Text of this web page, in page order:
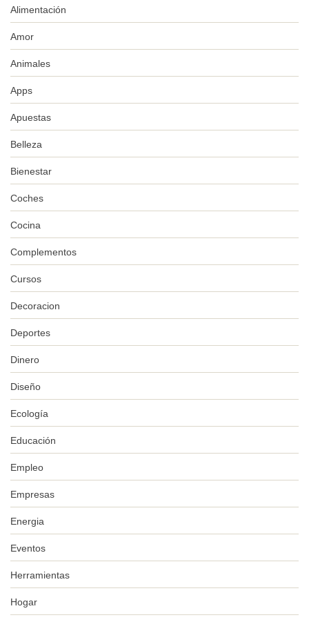
Alimentación
Amor
Animales
Apps
Apuestas
Belleza
Bienestar
Coches
Cocina
Complementos
Cursos
Decoracion
Deportes
Dinero
Diseño
Ecología
Educación
Empleo
Empresas
Energia
Eventos
Herramientas
Hogar